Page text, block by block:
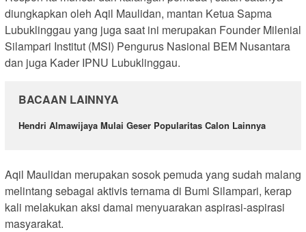
diungkapkan oleh Aqil Maulidan, mantan Ketua Sapma
Lubuklinggau yang juga saat ini merupakan Founder Milenial
Silampari Institut (MSI) Pengurus Nasional BEM Nusantara
dan juga Kader IPNU Lubuklinggau.
BACAAN LAINNYA
Hendri Almawijaya Mulai Geser Popularitas Calon Lainnya
Aqil Maulidan merupakan sosok pemuda yang sudah malang
melintang sebagai aktivis ternama di Bumi Silampari, kerap
kali melakukan aksi damai menyuarakan aspirasi-aspirasi
masyarakat.